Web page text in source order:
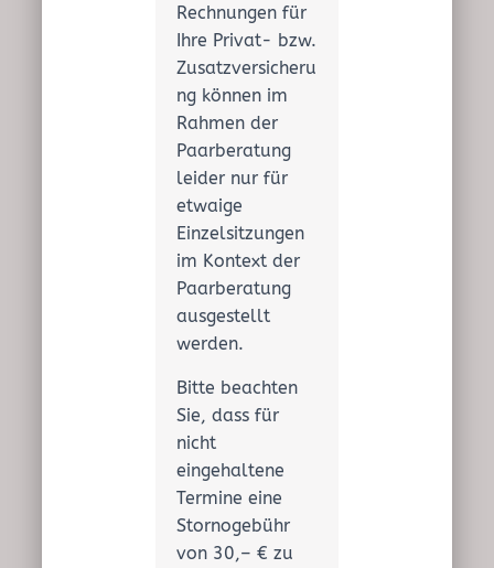
Rechnungen für
Ihre Privat- bzw.
Zusatzversicheru
ng können im
Rahmen der
Paarberatung
leider nur für
etwaige
Einzelsitzungen
im Kontext der
Paarberatung
ausgestellt
werden.
Bitte beachten
Sie, dass für
nicht
eingehaltene
Termine eine
Stornogebühr
von 30,– € zu